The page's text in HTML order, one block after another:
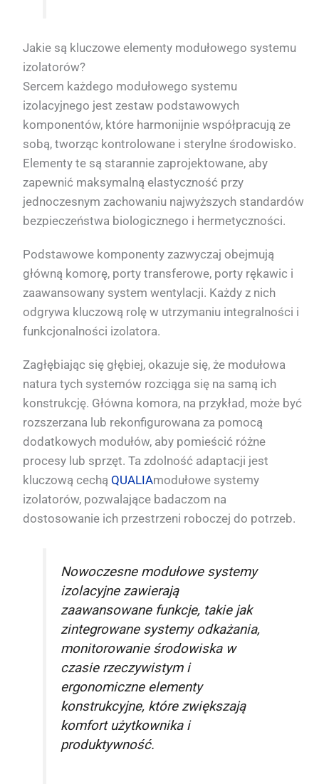
Jakie są kluczowe elementy modułowego systemu
izolatorów?
Sercem każdego modułowego systemu
izolacyjnego jest zestaw podstawowych
komponentów, które harmonijnie współpracują ze
sobą, tworząc kontrolowane i sterylne środowisko.
Elementy te są starannie zaprojektowane, aby
zapewnić maksymalną elastyczność przy
jednoczesnym zachowaniu najwyższych standardów
bezpieczeństwa biologicznego i hermetyczności.
Podstawowe komponenty zazwyczaj obejmują
główną komorę, porty transferowe, porty rękawic i
zaawansowany system wentylacji. Każdy z nich
odgrywa kluczową rolę w utrzymaniu integralności i
funkcjonalności izolatora.
Zagłębiając się głębiej, okazuje się, że modułowa
natura tych systemów rozciąga się na samą ich
konstrukcję. Główna komora, na przykład, może być
rozszerzana lub rekonfigurowana za pomocą
dodatkowych modułów, aby pomieścić różne
procesy lub sprzęt. Ta zdolność adaptacji jest
kluczową cechą QUALIAmodułowe systemy
izolatorów, pozwalające badaczom na
dostosowanie ich przestrzeni roboczej do potrzeb.
Nowoczesne modułowe systemy
izolacyjne zawierają
zaawansowane funkcje, takie jak
zintegrowane systemy odkażania,
monitorowanie środowiska w
czasie rzeczywistym i
ergonomiczne elementy
konstrukcyjne, które zwiększają
komfort użytkownika i
produktywność.